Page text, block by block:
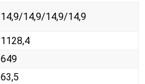
14,9/14,9/14,9/14,9
1128,4
649
63,5